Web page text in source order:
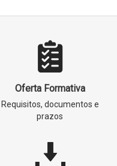
Oferta Formativa
Requisitos, documentos e
prazos